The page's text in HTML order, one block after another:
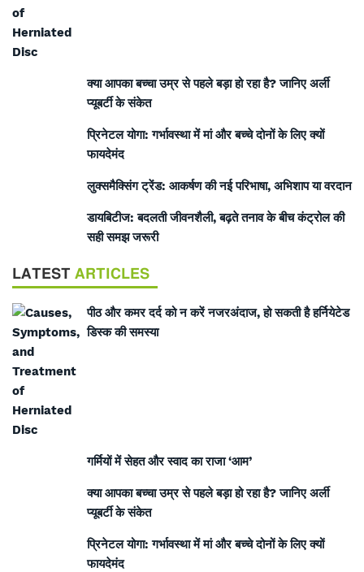
क्या आपका बच्चा उम्र से पहले बड़ा हो रहा है? जानिए अर्ली
प्यूबर्टी के संकेत
प्रिनेटल योगा: गर्भावस्था में मां और बच्चे दोनों के लिए क्यों
फायदेमंद
लुक्समैक्सिंग ट्रेंड: आकर्षण की नई परिभाषा, अभिशाप या वरदान
डायबिटीज: बदलती जीवनशैली, बढ़ते तनाव के बीच कंट्रोल की
सही समझ जरूरी
LATEST ARTICLES
पीठ और कमर दर्द को न करें नजरअंदाज, हो सकती है हर्नियेटेड
डिस्क की समस्या
गर्मियों में सेहत और स्वाद का राजा ‘आम’
क्या आपका बच्चा उम्र से पहले बड़ा हो रहा है? जानिए अर्ली
प्यूबर्टी के संकेत
प्रिनेटल योगा: गर्भावस्था में मां और बच्चे दोनों के लिए क्यों
फायदेमंद